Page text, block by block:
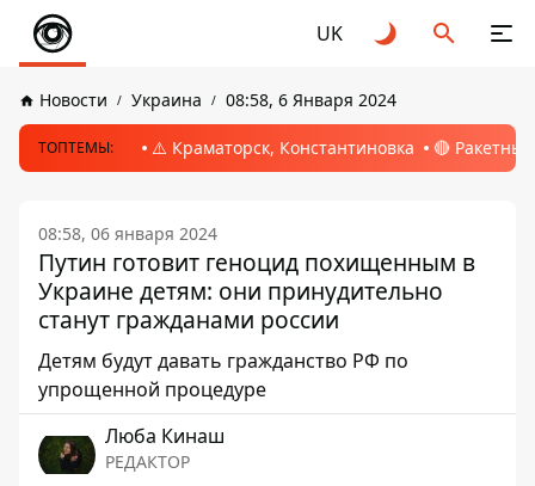
UK
Новости Украина 08:58, 6 Января 2024
ТОПТЕМЫ: ⚠️ Краматорск, Константиновка 🔴
08:58, 06 января 2024
Путин готовит геноцид похищенным в
Украине детям: они принудительно
станут гражданами россии
Детям будут давать гражданство РФ по
упрощенной процедуре
Люба Кинаш
РЕДАКТОР